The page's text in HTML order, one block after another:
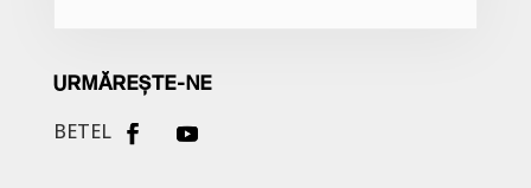
URMĂREȘTE-NE
BETEL